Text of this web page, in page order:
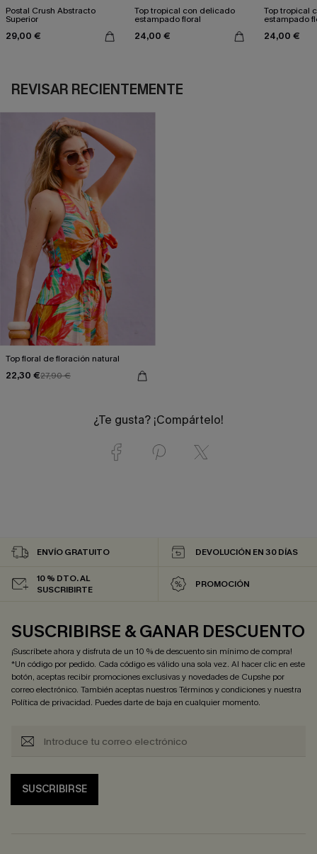
Postal Crush Abstracto
Superior
29,00 €
Top tropical con delicado
estampado floral
24,00 €
Top tropical
estampado
24,00 €
REVISAR RECIENTEMENTE
Top floral de floración natural
22,30 €27,90 €
¿Te gusta? ¡Compártelo!
ENVÍO GRATUITO DEVOLUCIÓN EN 30 DÍAS
10 % DTO. AL
SUSCRIBIRTE
PROMOCIÓN
SUSCRIBIRSE & GANAR DESCUENTO
¡Suscríbete ahora y disfruta de un 10 % de descuento sin mínimo de compra!
*Un código por pedido. Cada código es válido una sola vez. Al hacer clic en este
botón, aceptas recibir promociones exclusivas y novedades de Cupshe por
correo electrónico. También aceptas nuestrosTérminos y condicionesy nuestra
Política de privacidad. Puedes darte de baja en cualquier momento.
SUSCRIBIRSE